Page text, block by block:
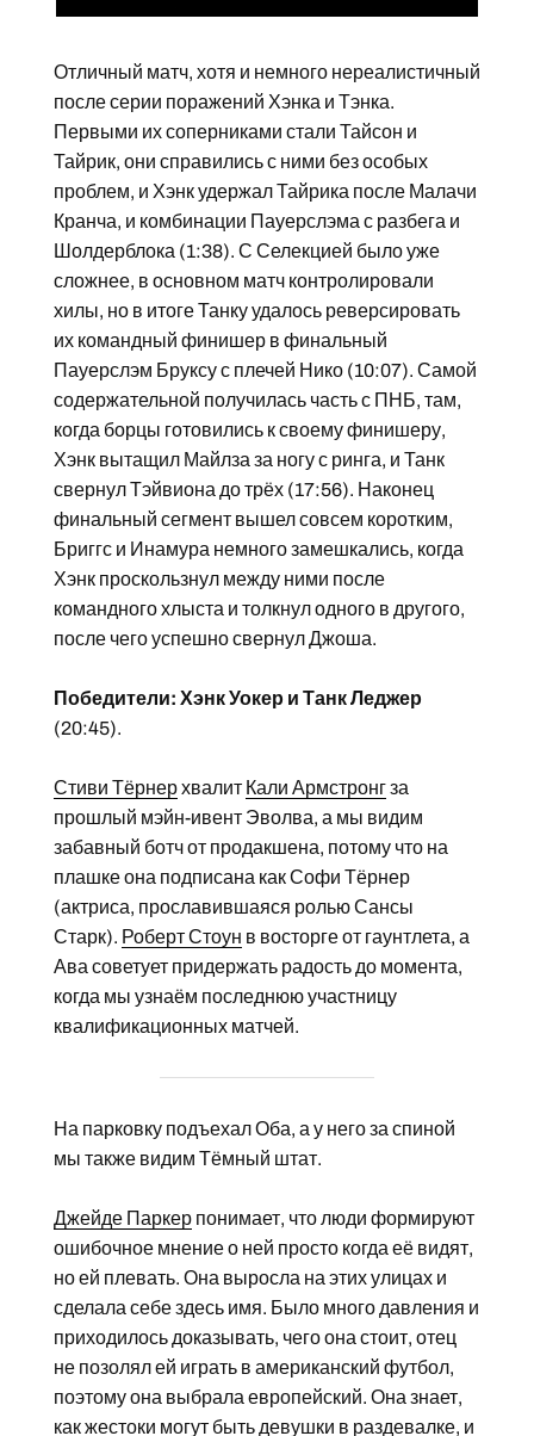
Отличный матч, хотя и немного нереалистичный
после серии поражений Хэнка и Тэнка.
Первыми их соперниками стали Тайсон и
Тайрик, они справились с ними без особых
проблем, и Хэнк удержал Тайрика после Малачи
Кранча, и комбинации Пауерслэма с разбега и
Шолдерблока (1:38). С Селекцией было уже
сложнее, в основном матч контролировали
хилы, но в итоге Танку удалось реверсировать
их командный финишер в финальный
Пауерслэм Бруксу с плечей Нико (10:07). Самой
содержательной получилась часть с ПНБ, там,
когда борцы готовились к своему финишеру,
Хэнк вытащил Майлза за ногу с ринга, и Танк
свернул Тэйвиона до трёх (17:56). Наконец
финальный сегмент вышел совсем коротким,
Бриггс и Инамура немного замешкались, когда
Хэнк проскользнул между ними после
командного хлыста и толкнул одного в другого,
после чего успешно свернул Джоша.
Победители: Хэнк Уокер и Танк Леджер
(20:45).
Стиви Тёрнерхвалит Кали Армстронгза
прошлый мэйн-ивент Эволва, а мы видим
забавный ботч от продакшена, потому что на
плашке она подписана как Софи Тёрнер
(актриса, прославившаяся ролью Сансы
Старк). Роберт Стоун в восторге от гаунтлета, а
Ава советует придержать радость до момента,
когда мы узнаём последнюю участницу
квалификационных матчей.
На парковку подъехал Оба, а у него за спиной
мы также видим Тёмный штат.
Джейде Паркерпонимает, что люди формируют
ошибочное мнение о ней просто когда её видят,
но ей плевать. Она выросла на этих улицах и
сделала себе здесь имя. Было много давления и
приходилось доказывать, чего она стоит, отец
не позолял ей играть в американский футбол,
поэтому она выбрала европейский. Она знает,
как жестоки могут быть девушки в раздевалке, и